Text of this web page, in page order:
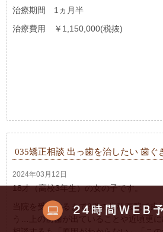
治療期間 1ヵ月半
治療費用 ￥1,150,000(税抜)
035矯正相談 出っ歯を治したい 歯
2024年03月12日
18才（高校3年生）の女の子です。
当院を受診するまで3件の歯科医院で歯
う…上の前歯が出ていることや近頃更